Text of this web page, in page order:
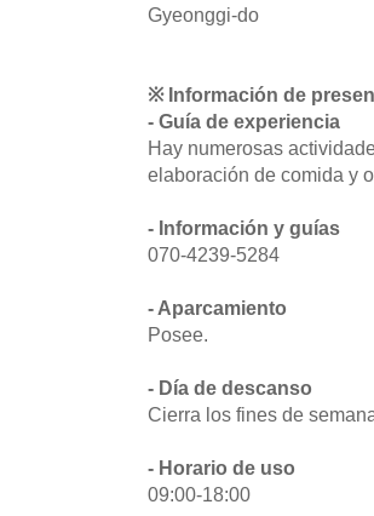
Gyeonggi-do
※ Información de
- Guía de experiencia
Hay numerosas
elaboración de comida y
- Información y guías
070-4239-5284
- Aparcamiento
Posee.
- Día de descanso
Cierra los fines de
- Horario de uso
09:00-18:00